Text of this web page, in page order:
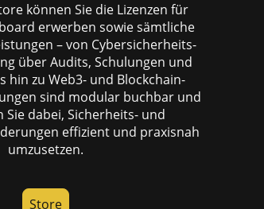
können Sie die Lizenzen für
erwerben sowie sämtliche
– von Cybersicherheits-
über Audits, Schulungen und
hin zu Web3- und Blockchain-
sind modular buchbar und
dabei, Sicherheits- und
effizient und praxisnah
umzusetzen.
Store